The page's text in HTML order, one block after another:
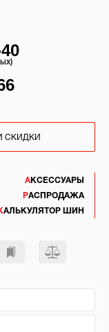
АКСЕССУАРЫ
РАСПРОДАЖА
КАЛЬКУЛЯТОР ШИН
СКИДКИ